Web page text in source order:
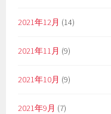
2021年12月 (14)
2021年11月 (9)
2021年10月 (9)
2021年9月 (7)